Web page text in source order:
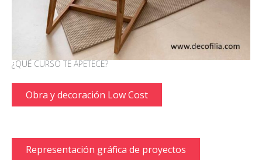
¿QUÉ CURSO TE APETECE?
Obra y decoración Low Cost
Representación gráfica de proyectos